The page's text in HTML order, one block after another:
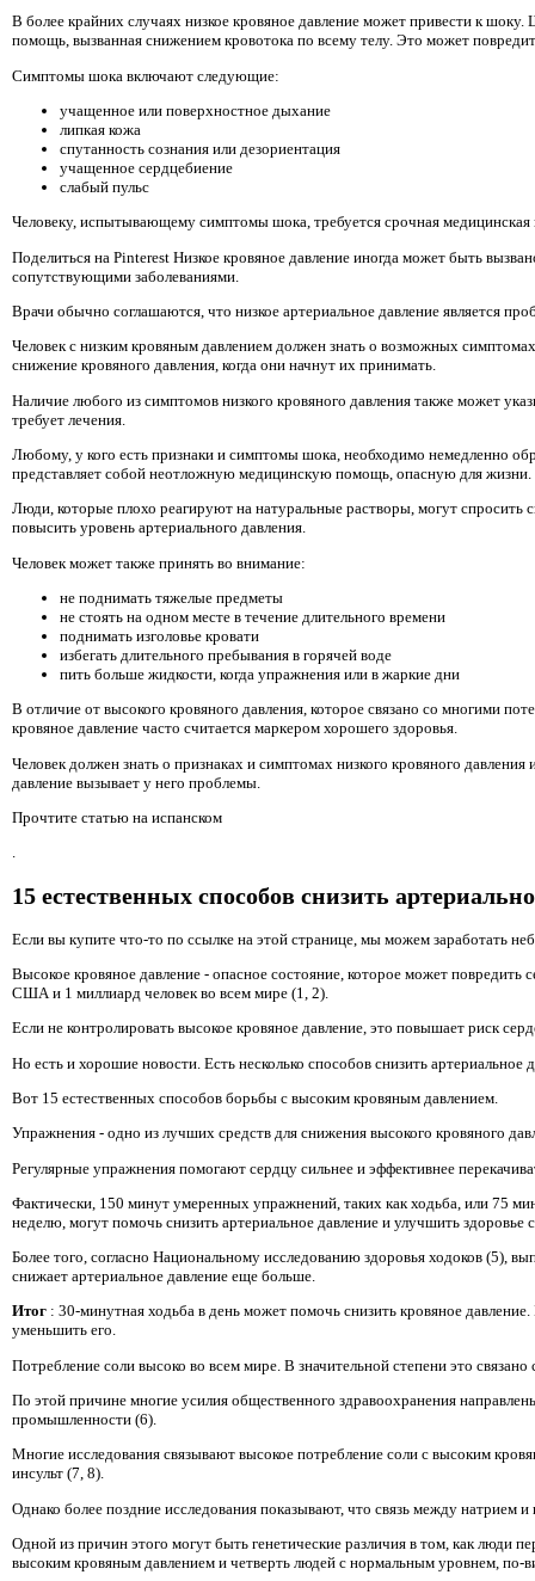
В более крайних случаях низкое кровяное давление может привести к
помощь, вызванная снижением кровотока по всему телу. Это может
Симптомы шока включают следующие:
учащенное или поверхностное дыхание
липкая кожа
спутанность сознания или дезориентация
учащенное сердцебиение
слабый пульс
Человеку, испытывающему симптомы шока, требуется срочная
Поделиться на Pinterest Низкое кровяное давление иногда может быть
сопутствующими заболеваниями.
Врачи обычно соглашаются, что низкое артериальное давление является
Человек с низким кровяным давлением должен знать о возможных
снижение кровяного давления, когда они начнут их принимать.
Наличие любого из симптомов низкого кровяного давления также может
требует лечения.
Любому, у кого есть признаки и симптомы шока, необходимо немедленно
представляет собой неотложную медицинскую помощь, опасную для жизни.
Люди, которые плохо реагируют на натуральные растворы, могут спросить
повысить уровень артериального давления.
Человек может также принять во внимание:
не поднимать тяжелые предметы
не стоять на одном месте в течение длительного времени
поднимать изголовье кровати
избегать длительного пребывания в горячей воде
пить больше жидкости, когда упражнения или в жаркие дни
В отличие от высокого кровяного давления, которое связано со многими
кровяное давление часто считается маркером хорошего здоровья.
Человек должен знать о признаках и симптомах низкого кровяного давления
давление вызывает у него проблемы.
Прочтите статью на испанском
.
15 естественных способов снизить
Если вы купите что-то по ссылке на этой странице, мы можем заработать
Высокое кровяное давление - опасное состояние, которое может повредить
США и 1 миллиард человек во всем мире (1, 2).
Если не контролировать высокое кровяное давление, это повышает риск
Но есть и хорошие новости. Есть несколько способов снизить артериальное
Вот 15 естественных способов борьбы с высоким кровяным давлением.
Упражнения - одно из лучших средств для снижения высокого кровяного
Регулярные упражнения помогают сердцу сильнее и эффективнее
Фактически, 150 минут умеренных упражнений, таких как ходьба, или 75
неделю, могут помочь снизить артериальное давление и улучшить здоровье
Более того, согласно Национальному исследованию здоровья ходоков (5),
снижает артериальное давление еще больше.
Итог : 30-минутная ходьба в день может помочь снизить кровяное
уменьшить его.
Потребление соли высоко во всем мире. В значительной степени это
По этой причине многие усилия общественного здравоохранения
промышленности (6).
Многие исследования связывают высокое потребление соли с высоким
инсульт (7, 8).
Однако более поздние исследования показывают, что связь между натрием
Одной из причин этого могут быть генетические различия в том, как люди
высоким кровяным давлением и четверть людей с нормальным уровнем, по-